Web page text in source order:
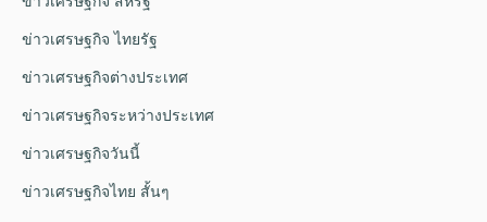
ข่าวเศรษฐกิจ ไทยรัฐ
ข่าวเศรษฐกิจต่างประเทศ
ข่าวเศรษฐกิจระหว่างประเทศ
ข่าวเศรษฐกิจวันนี้
ข่าวเศรษฐกิจไทย สั้นๆ